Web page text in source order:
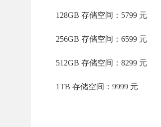
128GB 存储空间：5799 元
256GB 存储空间：6599 元
512GB 存储空间：8299 元
1TB 存储空间：9999 元